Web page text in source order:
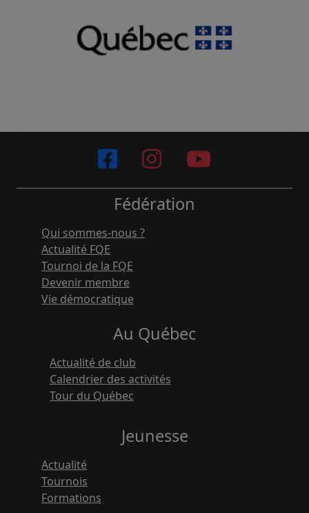
Fédération
Qui sommes-nous ?
Actualité FQE
Tournoi de la FQE
Devenir membre
Vie démocratique
Au Québec
Actualité de club
Calendrier des activités
Tour du Québec
Jeunesse
Actualité
Tournois
Formations